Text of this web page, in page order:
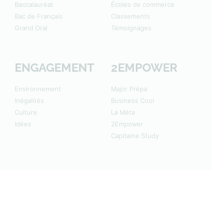
Baccalauréat
Bac de Français
Grand Oral
Écoles de commerce
Classements
Témoignages
ENGAGEMENT
Environnement
Inégalités
Culture
Idées
2EMPOWER
Major Prépa
Business Cool
La Méta
2Empower
Capitaine Study